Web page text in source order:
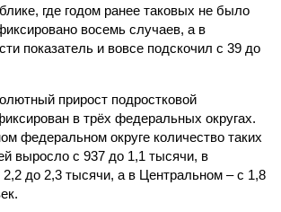
где годом ранее таковых не было
восемь случаев, а в
показатель и вовсе подскочил с 39 до
прирост подростковой
в трёх федеральных округах.
федеральном округе количество таких
выросло с 937 до 1,1 тысячи, в
до 2,3 тысячи, а в Центральном – с 1,8